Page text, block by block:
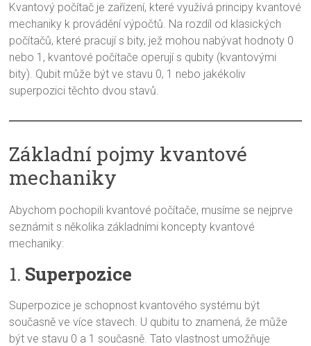
Kvantový počítač je zařízení, které využívá principy kvantové
mechaniky k provádění výpočtů. Na rozdíl od klasických
počítačů, které pracují s bity, jež mohou nabývat hodnoty 0
nebo 1, kvantové počítače operují s qubity (kvantovými
bity). Qubit může být ve stavu 0, 1 nebo jakékoliv
superpozici těchto dvou stavů.
Základní pojmy kvantové
mechaniky
Abychom pochopili kvantové počítače, musíme se nejprve
seznámit s několika základními koncepty kvantové
mechaniky:
1. Superpozice
Superpozice je schopnost kvantového systému být
současně ve více stavech. U qubitu to znamená, že může
být ve stavu 0 a 1 současně. Tato vlastnost umožňuje